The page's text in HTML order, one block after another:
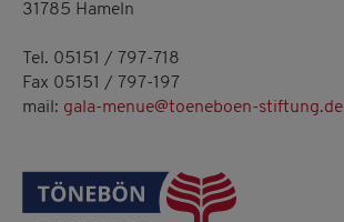
31785 Hameln
Tel. 05151 / 797-718
Fax 05151 / 797-197
mail: gala-menue@toeneboen-stiftung.de